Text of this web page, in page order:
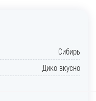
Сибирь
Дико вкусно